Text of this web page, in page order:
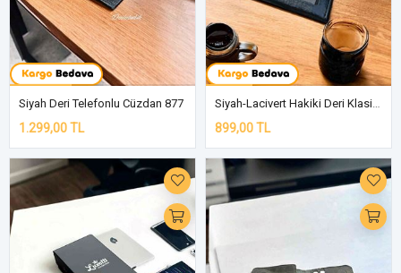
Siyah Deri Telefonlu Cüzdan 877
1.299,00 TL 899,00 TL